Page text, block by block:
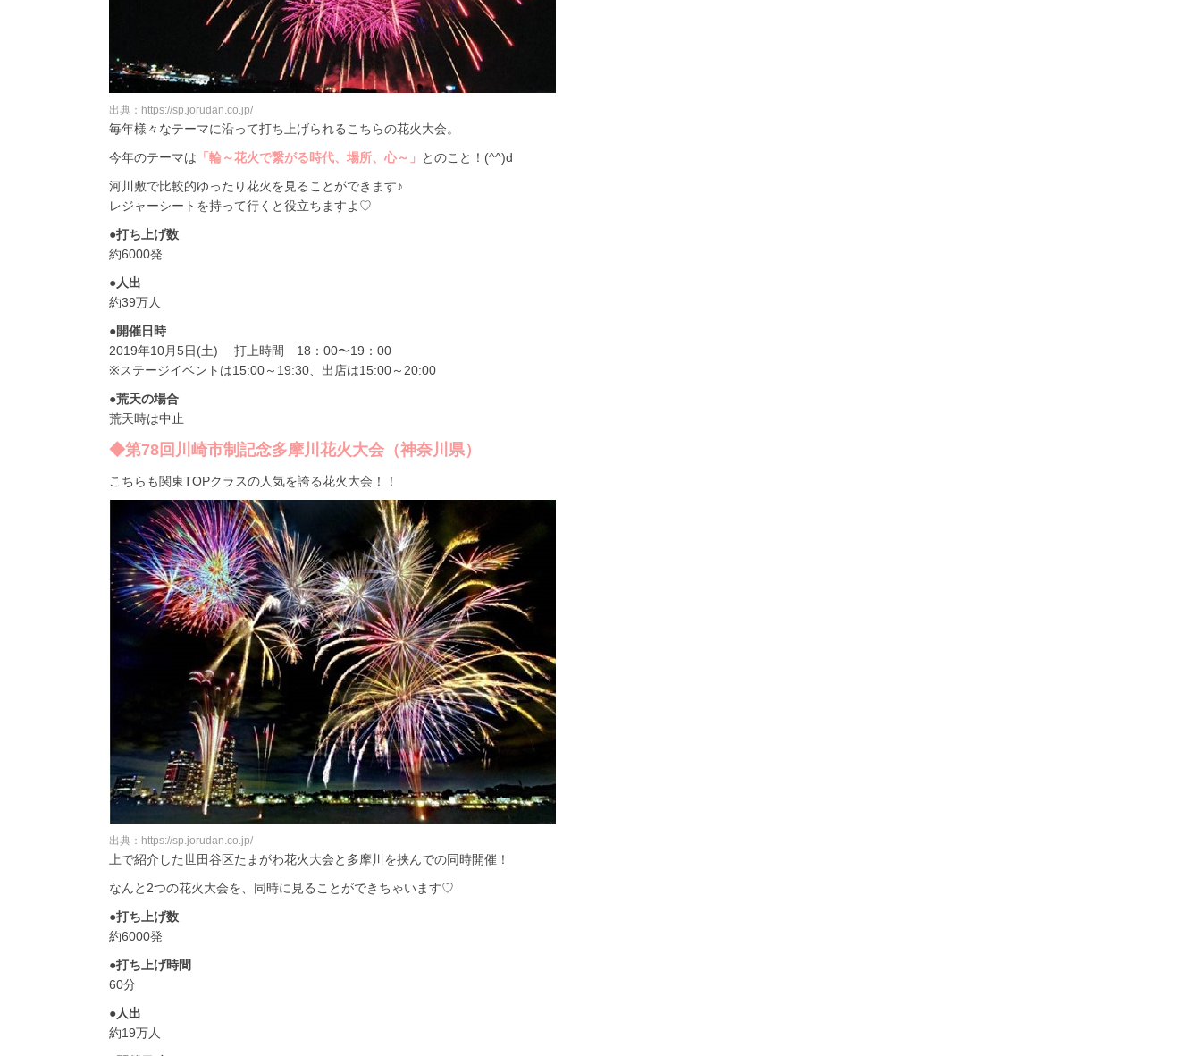
出典：https://sp.jorudan.co.jp/
毎年様々なテーマに沿って打ち上げられるこちらの花火大会。
今年のテーマは 「輪～花火で繋がる時代、場所、心～」
とのこと！(^^)d
河川敷で比較的ゆったり花火を見ることができます♪
レジャーシートを持って行くと役立ちますよ♡
●打ち上げ数
約6000発
●人出
約39万人
●開催日時
2019年10月5日(土) 打上時間 18：00〜19：00
※ステージイベントは15:00～19:30、出店は15:00～20:00
●荒天の場合
荒天時は中止
◆第78回川崎市制記念多摩川花火大会（神奈川県）
こちらも関東TOPクラスの人気を誇る花火大会！！
出典：https://sp.jorudan.co.jp/
上で紹介した世田谷区たまがわ花火大会と多摩川を挟んでの同時開催！
なんと2つの花火大会を、同時に見ることができちゃいます♡
●打ち上げ数
約6000発
●打ち上げ時間
60分
●人出
約19万人